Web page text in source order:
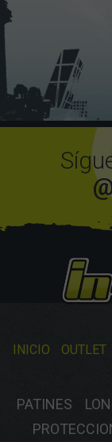
INICIO OUTLET
PATINES